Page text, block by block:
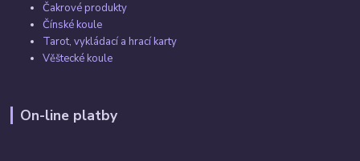
Čakrové produkty
Čínské koule
Tarot, vykládací a hrací karty
Věštecké koule
On-line platby